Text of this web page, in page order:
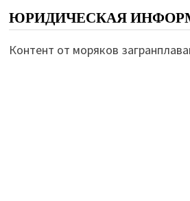
ЮРИДИЧЕСКАЯ
Контент от моряков